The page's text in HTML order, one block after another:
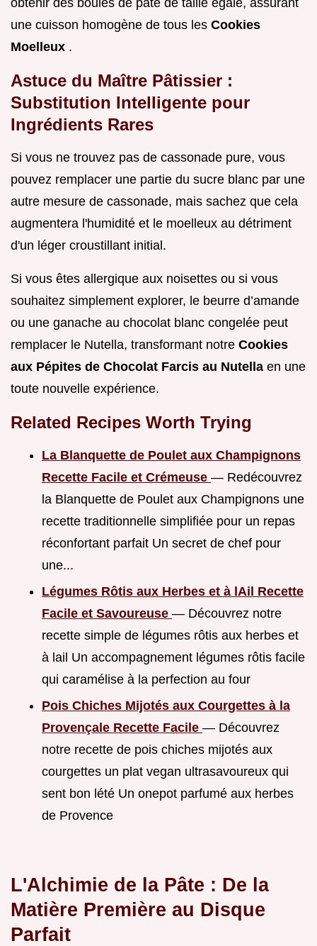
obtenir des boules de pâte de taille égale, assurant
une cuisson homogène de tous les Cookies
Moelleux .
Astuce du Maître Pâtissier :
Substitution Intelligente pour
Ingrédients Rares
Si vous ne trouvez pas de cassonade pure, vous
pouvez remplacer une partie du sucre blanc par une
autre mesure de cassonade, mais sachez que cela
augmentera l'humidité et le moelleux au détriment
d'un léger croustillant initial.
Si vous êtes allergique aux noisettes ou si vous
souhaitez simplement explorer, le beurre d’amande
ou une ganache au chocolat blanc congelée peut
remplacer le Nutella, transformant notre Cookies
aux Pépites de Chocolat Farcis au Nutella en une
toute nouvelle expérience.
Related Recipes Worth Trying
La Blanquette de Poulet aux Champignons
Recette Facile et Crémeuse — Redécouvrez
la Blanquette de Poulet aux Champignons une
recette traditionnelle simplifiée pour un repas
réconfortant parfait Un secret de chef pour
une...
Légumes Rôtis aux Herbes et à lAil Recette
Facile et Savoureuse — Découvrez notre
recette simple de légumes rôtis aux herbes et
à lail Un accompagnement légumes rôtis facile
qui caramélise à la perfection au four
Pois Chiches Mijotés aux Courgettes à la
Provençale Recette Facile — Découvrez
notre recette de pois chiches mijotés aux
courgettes un plat vegan ultrasavoureux qui
sent bon lété Un onepot parfumé aux herbes
de Provence
L'Alchimie de la Pâte : De la
Matière Première au Disque
Parfait